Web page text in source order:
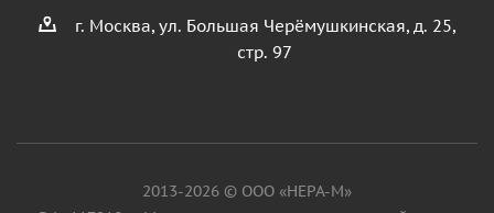
г. Москва, ул. Большая Черёмушкинская, д. 25,
стр. 97
2013-2026 © ООО «НЕРА-М»